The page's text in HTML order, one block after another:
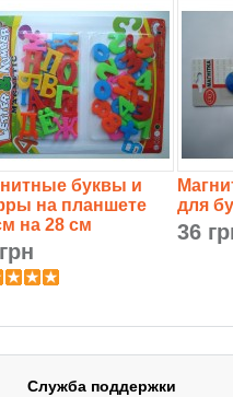
буквы и
на планшете
на 28 см
для
36
Служба поддержки